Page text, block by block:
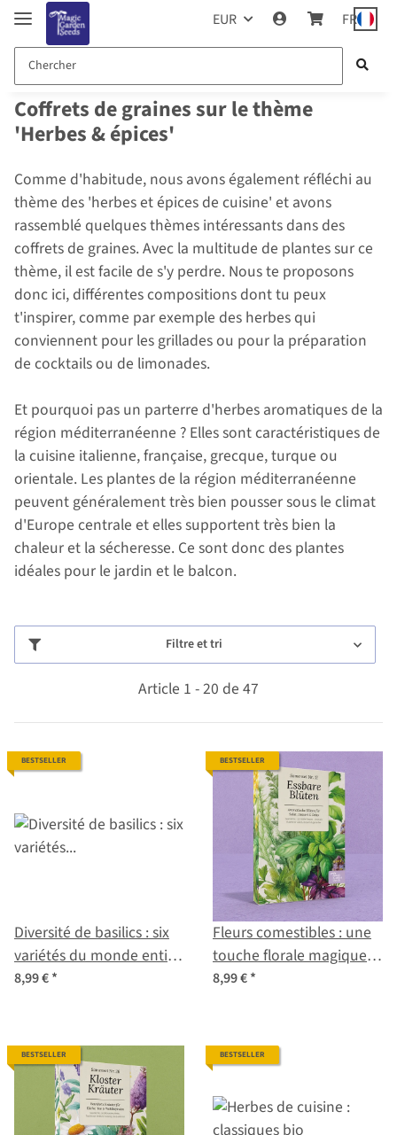
EUR FR
Coffrets de graines sur le thème
'Herbes & épices'
Comme d'habitude, nous avons également réfléchi au
thème des 'herbes et épices de cuisine' et avons
rassemblé quelques thèmes intéressants dans des
coffrets de graines. Avec la multitude de plantes sur ce
thème, il est facile de s'y perdre. Nous te proposons
donc ici, différentes compositions dont tu peux
t'inspirer, comme par exemple des herbes qui
conviennent pour les grillades ou pour la préparation
de cocktails ou de limonades.
Et pourquoi pas un parterre d'herbes aromatiques de la
région méditerranéenne ? Elles sont caractéristiques de
la cuisine italienne, française, grecque, turque ou
orientale. Les plantes de la région méditerranéenne
peuvent généralement très bien pousser sous le climat
d'Europe centrale et elles supportent très bien la
chaleur et la sécheresse. Ce sont donc des plantes
idéales pour le jardin et le balcon.
Filtre et tri
Article 1 - 20 de 47
BESTSELLER
Diversité de basilics : six
variétés du monde entier
- coffret de graines n° 19
8,99 €*
BESTSELLER
Fleurs comestibles : une
touche florale magique
pour salades et desserts –
8,99 €*
BESTSELLER BESTSELLER